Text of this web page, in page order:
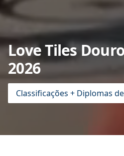
Love Tiles
2026
Classificações + Diplomas